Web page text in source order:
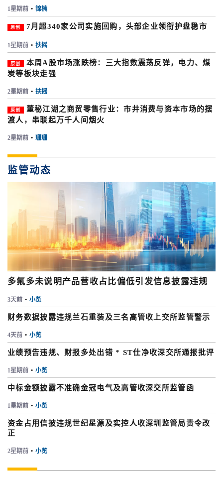
1星期前 • 锦楠
原创 7月超340家公司实施回购，头部企业领衔护盘稳市
1星期前 • 扶摇
原创
本周A股市场涨跌榜：三大指数震荡反弹，电力、煤
炭等板块走强
2星期前 • 扶摇
原创
董秘江湖之商贸零售行业：市井消费与资本市场的摆
渡人，串联起万千人间烟火
2星期前 • 珊珊
监管动态
多氟多未说明产品营收占比偏低引发信息披露违规
3天前 • 小览
财务数据披露违规兰石重装及三名高管收上交所监管警示
4天前 • 小览
业绩预告违规、财报多处出错 * ST仕净收深交所通报批评
1星期前 • 小览
中标金额披露不准确金冠电气及高管收深交所监管函
1星期前 • 小览
资金占用信披违规世纪星源及实控人收深圳监管局责令改
正
2星期前 • 小览